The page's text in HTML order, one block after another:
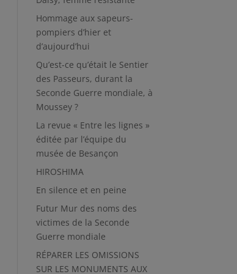
Hommage aux sapeurs-
pompiers d’hier et
d’aujourd’hui
Qu’est-ce qu’était le Sentier
des Passeurs, durant la
Seconde Guerre mondiale, à
Moussey ?
La revue « Entre les lignes »
éditée par l’équipe du
musée de Besançon
HIROSHIMA
En silence et en peine
Futur Mur des noms des
victimes de la Seconde
Guerre mondiale
RÉPARER LES OMISSIONS
SUR LES MONUMENTS AUX